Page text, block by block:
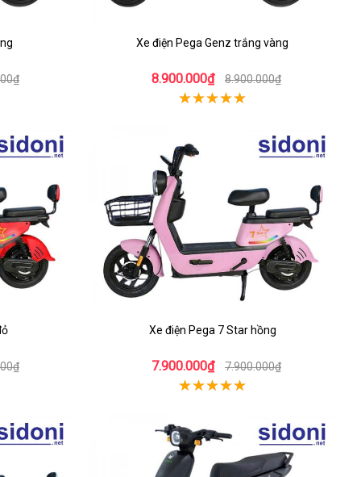
Xe điện Pega Genz trắng vàng
8.900.000₫ 8.900.000₫
Xe điện Pega 7 Star hồng
7.900.000₫ 7.900.000₫